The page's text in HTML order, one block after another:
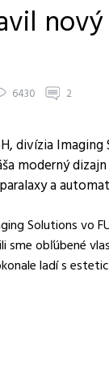
6430 2
divízia
moderný
a
Solutions vo
sme obľúbené
ladí s